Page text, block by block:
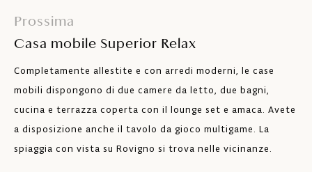
Cucina con piastra da cottura (ad
induzione), frigorifero con congelatore,
completamente attrezzata con tutte le
stoviglie, microonde e macchinetta da
caffè Nespresso e tostapane
Aria condizionata
TV SAT
Prossima
Casa mobile Superior Relax
Completamente allestite e con arredi moderni, le case
mobili dispongono di due camere da letto, due bagni,
cucina e terrazza coperta con il lounge set e amaca. Avete
a disposizione anche il tavolo da gioco multigame. La
spiaggia con vista su Rovigno si trova nelle vicinanze.